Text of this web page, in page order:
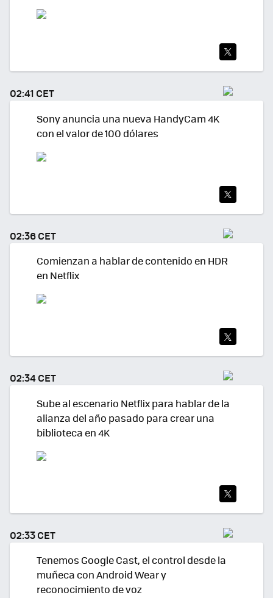
TWI
TEA
R
02:41 CET
Sony anuncia una nueva HandyCam 4K
con el valor de 100 dólares
TEA
R
02:36 CET
Comienzan a hablar de contenido en HDR
en Netflix
TWI
TEA
R
02:34 CET
Sube al escenario Netflix para hablar de la
alianza del año pasado para crear una
biblioteca en 4K
TEA
R
02:33 CET
Tenemos Google Cast, el control desde la
muñeca con Android Wear y
reconocimiento de voz